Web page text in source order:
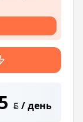
BYN / день